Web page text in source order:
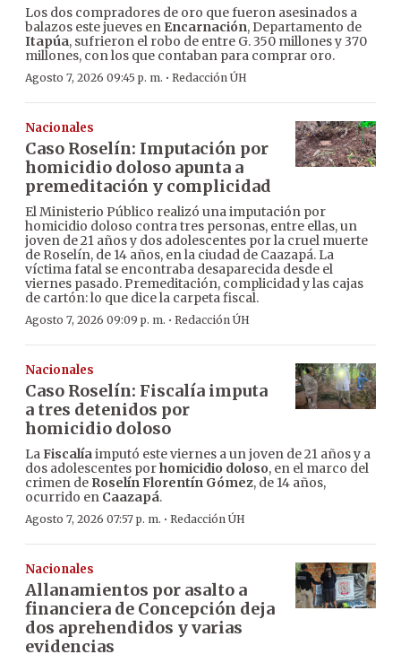
Los dos compradores de oro que fueron asesinados a
balazos este jueves en Encarnación, Departamento de
Itapúa, sufrieron el robo de entre G. 350 millones y 370
millones, con los que contaban para comprar oro.
Agosto 7, 2026 09:45 p. m. · Redacción ÚH
Nacionales
Caso Roselín: Imputación por
homicidio doloso apunta a
premeditación y complicidad
El Ministerio Público realizó una imputación por
homicidio doloso contra tres personas, entre ellas, un
joven de 21 años y dos adolescentes por la cruel muerte
de Roselín, de 14 años, en la ciudad de Caazapá. La
víctima fatal se encontraba desaparecida desde el
viernes pasado. Premeditación, complicidad y las cajas
de cartón: lo que dice la carpeta fiscal.
Agosto 7, 2026 09:09 p. m. · Redacción ÚH
Nacionales
Caso Roselín: Fiscalía imputa
a tres detenidos por
homicidio doloso
LaFiscalíaimputó este viernes a un joven de 21 años y a
dos adolescentes porhomicidio doloso, en el marco del
crimen de Roselín Florentín Gómez, de 14 años,
ocurrido en Caazapá.
Agosto 7, 2026 07:57 p. m. · Redacción ÚH
Nacionales
Allanamientos por asalto a
financiera de Concepción deja
dos aprehendidos y varias
evidencias